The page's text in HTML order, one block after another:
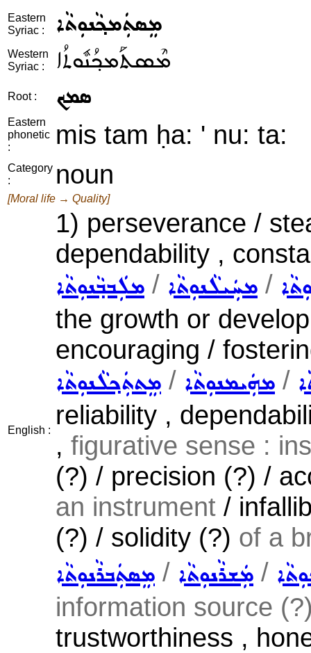
Eastern
Syriac :
ܡܸܣܬܲܡܟ݂ܵܢܘܼܬܵܐ
Western
Syriac :
ܡܶܣܬܰܡܟ݂ܳܢܽܘܬܳܐ
Root : ܣܡܟ
Eastern
phonetic
:
mis tam ḥa: ' nu: ta:
Category
:
noun
[Moral life → Quality]
English :
1) perseverance /
dependability ,
ܡܠܲܒܒ݂ܵܢܘܼܬܵܐ / ܡܚܲܝܠܵܢܘܼܬܵܐ /
the growth or
encouraging /
ܡܸܬܬܲܟ݂ܠܵܢܘܼܬܵܐ / ܡܗܲܝܡܢܘܼܬܵܐ /
reliability ,
, figurative sense :
(?) / precision (?) /
an instrument /
(?) / solidity (?) of a
ܡܸܣܬܲܒܪܵܢܘܼܬܵܐ / ܡܲܫܪܵܢܘܼܬܵܐ /
information source
trustworthiness ,